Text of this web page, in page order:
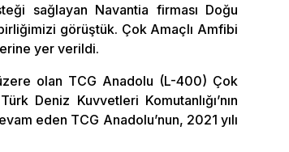
sağlayan Navantia firması Doğu
görüştük. Çok Amaçlı Amfibi
yer verildi.
olan TCG Anadolu (L-400) Çok
Deniz Kuvvetleri Komutanlığı’nın
eden TCG Anadolu’nun, 2021 yılı